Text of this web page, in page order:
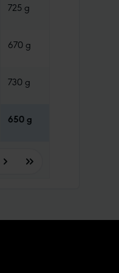
725 g
670 g
730 g
650 g